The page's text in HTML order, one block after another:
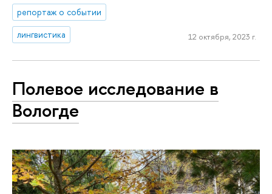
репортаж о событии
лингвистика
12 октября, 2023 г.
Полевое исследование в
Вологде